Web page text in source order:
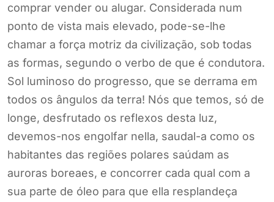
comprar vender ou alugar. Considerada num
ponto de vista mais elevado, pode-se-lhe
chamar a força motriz da civilização, sob todas
as formas, segundo o verbo de que é condutora.
Sol luminoso do progresso, que se derrama em
todos os ângulos da terra! Nós que temos, só de
longe, desfrutado os reflexos desta luz,
devemos-nos engolfar nella, saudal-a como os
habitantes das regiões polares saúdam as
auroras boreaes, e concorrer cada qual com a
sua parte de óleo para que ella resplandeça